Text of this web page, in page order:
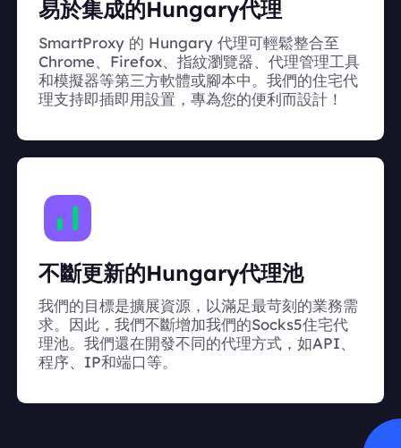
易於集成的Hungary代理
SmartProxy 的 Hungary 代理可輕鬆整合至
Chrome、Firefox、指紋瀏覽器、代理管理工具
和模擬器等第三方軟體或腳本中。我們的住宅代
理支持即插即用設置，專為您的便利而設計！
不斷更新的Hungary代理池
我們的目標是擴展資源，以滿足最苛刻的業務需
求。因此，我們不斷增加我們的Socks5住宅代
理池。我們還在開發不同的代理方式，如API、
程序、IP和端口等。